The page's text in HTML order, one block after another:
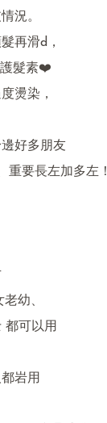
況。
再滑d，
護髮素❤️
燙染，
好多朋友
重要長左加多左！
幼、
都可以用
岩用